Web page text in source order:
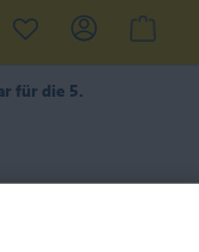
für die 5.